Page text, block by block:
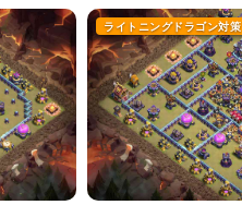
ライトニングドラゴン対策